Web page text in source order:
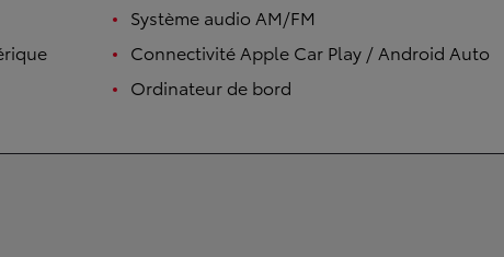
Système audio AM/FM
Connectivité Apple Car Play / Android Auto
Ordinateur de bord